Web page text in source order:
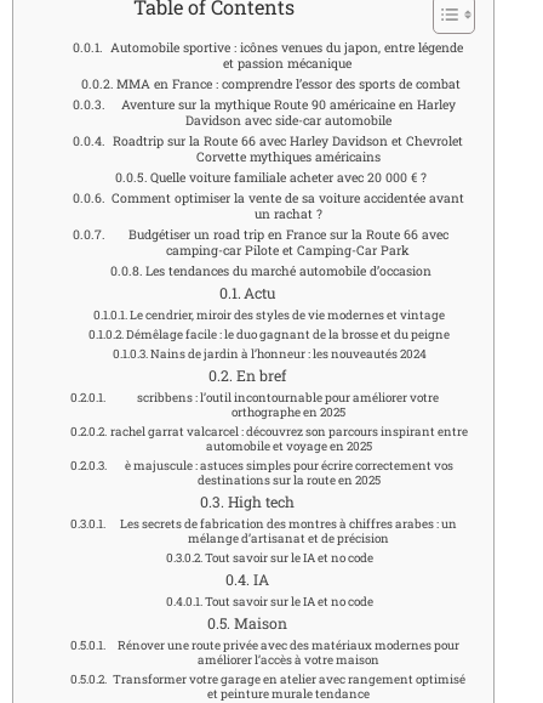
Table of Contents
Automobile sportive : icônes venues du japon, entre légende
et passion mécanique
MMA en France : comprendre l’essor des sports de combat
Aventure sur la mythique Route 90 américaine en Harley
Davidson avec side-car automobile
Roadtrip sur la Route 66 avec Harley Davidson et Chevrolet
Corvette mythiques américains
Quelle voiture familiale acheter avec 20 000 € ?
Comment optimiser la vente de sa voiture accidentée avant
un rachat ?
Budgétiser un road trip en France sur la Route 66 avec
camping-car Pilote et Camping-Car Park
Les tendances du marché automobile d’occasion
Actu
Le cendrier, miroir des styles de vie modernes et vintage
Démêlage facile : le duo gagnant de la brosse et du peigne
Nains de jardin à l’honneur : les nouveautés 2024
En bref
scribbens : l’outil incontournable pour améliorer votre
orthographe en 2025
rachel garrat valcarcel : découvrez son parcours inspirant entre
automobile et voyage en 2025
è majuscule : astuces simples pour écrire correctement vos
destinations sur la route en 2025
High tech
Les secrets de fabrication des montres à chiffres arabes : un
mélange d’artisanat et de précision
Tout savoir sur le IA et no code
IA
Tout savoir sur le IA et no code
Maison
Rénover une route privée avec des matériaux modernes pour
améliorer l’accès à votre maison
Transformer votre garage en atelier avec rangement optimisé
et peinture murale tendance